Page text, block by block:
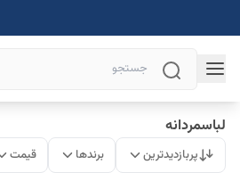
لباسمردانه
پربازدیدترین برندها قیمت